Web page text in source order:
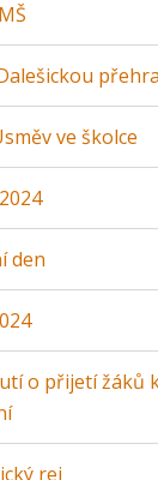
ve školce
den
o přijetí žáků
rej